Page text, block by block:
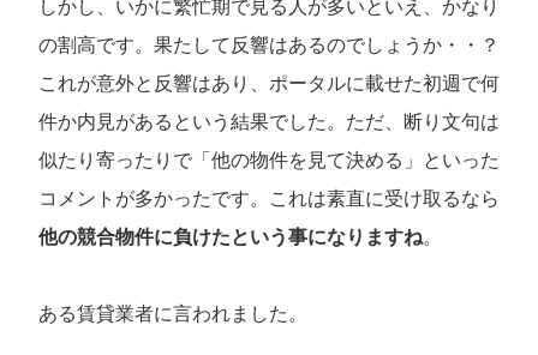
しかし、いかに繁忙期で見る人が多いといえ、かなり
の割高です。果たして反響はあるのでしょうか・・？
これが意外と反響はあり、ポータルに載せた初週で何
件か内見があるという結果でした。ただ、断り文句は
似たり寄ったりで「他の物件を見て決める」といった
コメントが多かったです。これは素直に受け取るなら
他の競合物件に負けたという事になりますね。
ある賃貸業者に言われました。